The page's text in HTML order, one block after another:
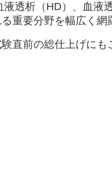
液透析（HD）、血液
重要分野を幅広く網
直前の総仕上げにも